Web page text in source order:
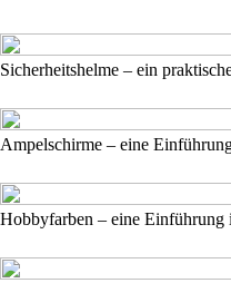
Sicherheitshelme – ein
Ampelschirme – eine
Hobbyfarben – eine